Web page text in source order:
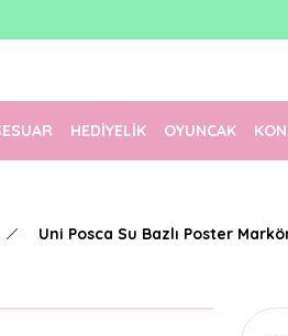
1500 TL Üzeri
HEDİYELİK OYUNCAK
Uni Posca Su Bazlı Poster